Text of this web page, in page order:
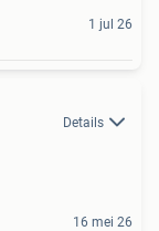
1 jul 26
Details
16 mei 26